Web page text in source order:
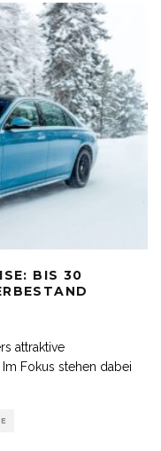
BIS 30
attraktive
Fokus stehen dabei